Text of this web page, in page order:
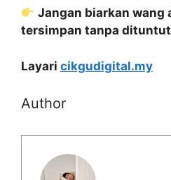
Jangan biarkan wang
tersimpan tanpa
Layari cikgudigital.my
Author